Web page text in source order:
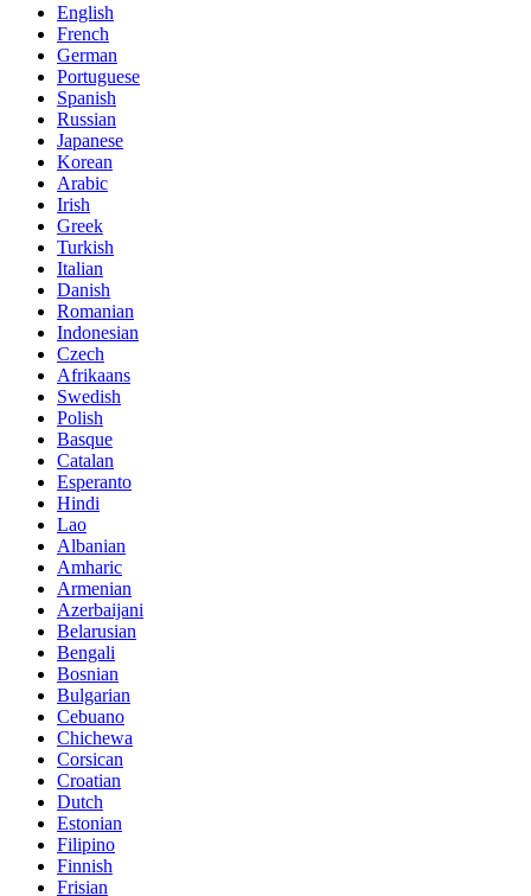
English
French
German
Portuguese
Spanish
Russian
Japanese
Korean
Arabic
Irish
Greek
Turkish
Italian
Danish
Romanian
Indonesian
Czech
Afrikaans
Swedish
Polish
Basque
Catalan
Esperanto
Hindi
Lao
Albanian
Amharic
Armenian
Azerbaijani
Belarusian
Bengali
Bosnian
Bulgarian
Cebuano
Chichewa
Corsican
Croatian
Dutch
Estonian
Filipino
Finnish
Frisian